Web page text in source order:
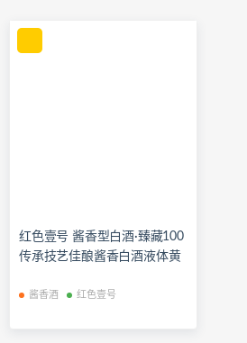
红色壹号 酱香型白酒·臻藏100
传承技艺佳酿酱香白酒液体黄
酱香酒 红色壹号